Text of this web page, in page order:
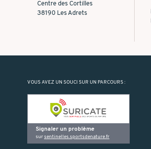
Centre des Cortilles
38190 Les Adrets
VOUS AVEZ UN SOUCI SUR UN PARCOURS :
Signaler un problème
sursentinelles.sportsdenature.fr